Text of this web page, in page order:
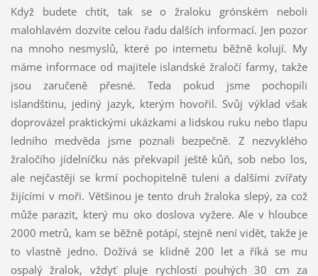
Když budete chtít, tak se o žraloku grónském neboli
malohlavém dozvíte celou řadu dalších informací. Jen pozor
na mnoho nesmyslů, které po internetu běžně kolují. My
máme informace od majitele islandské žraločí farmy, takže
jsou zaručeně přesné. Teda pokud jsme pochopili
islandštinu, jediný jazyk, kterým hovořil. Svůj výklad však
doprovázel praktickými ukázkami a lidskou ruku nebo tlapu
ledního medvěda jsme poznali bezpečně. Z nezvyklého
žraločího jídelníčku nás překvapil ještě kůň, sob nebo los,
ale nejčastěji se krmí pochopitelně tuleni a dalšími zvířaty
žijícími v moři. Většinou je tento druh žraloka slepý, za což
může parazit, který mu oko doslova vyžere. Ale v hloubce
2000 metrů, kam se běžně potápí, stejně není vidět, takže je
to vlastně jedno. Dožívá se klidně 200 let a říká se mu
ospalý žralok, vždyť pluje rychlostí pouhých 30 cm za